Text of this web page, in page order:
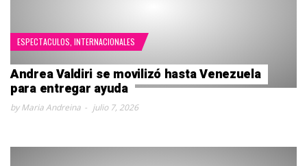
ESPECTACULOS INTERNACIONALES
Andrea Valdiri se movilizó hasta Venezuela
para entregar ayuda
by Maria Andreina julio 7, 2026